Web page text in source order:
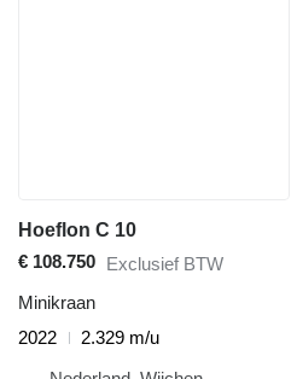
Hoeflon C 10
€ 108.750 Exclusief BTW
Minikraan
2022
2.329 m/u